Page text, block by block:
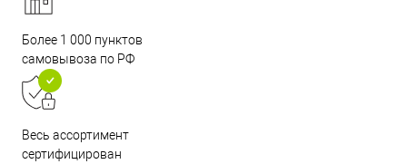
Более 1 000 пунктов
самовывоза по РФ
Весь ассортимент
сертифицирован